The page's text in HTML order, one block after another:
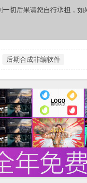
切后果请您自行承担，
后期合成非编软件